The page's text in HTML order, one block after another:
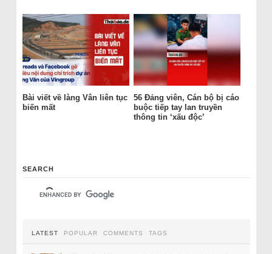
Bài viết về làng Vân liên tục
biến mất
56 Đảng viên, Cán bộ bị cáo
buộc tiếp tay lan truyền
thông tin ‘xấu độc’
SEARCH
LATEST POPULAR COMMENTS TAGS